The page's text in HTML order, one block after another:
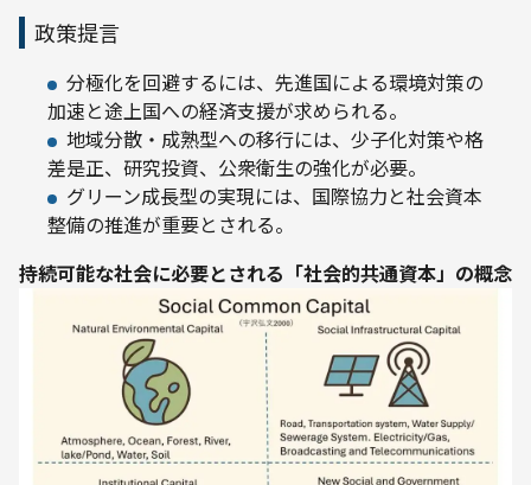
政策提言
分極化を回避するには、先進国による環境対策の
加速と途上国への経済支援が求められる。
地域分散・成熟型への移行には、少子化対策や格
差是正、研究投資、公衆衛生の強化が必要。
グリーン成長型の実現には、国際協力と社会資本
整備の推進が重要とされる。
持続可能な社会に必要とされる「社会的共通資本」の概念